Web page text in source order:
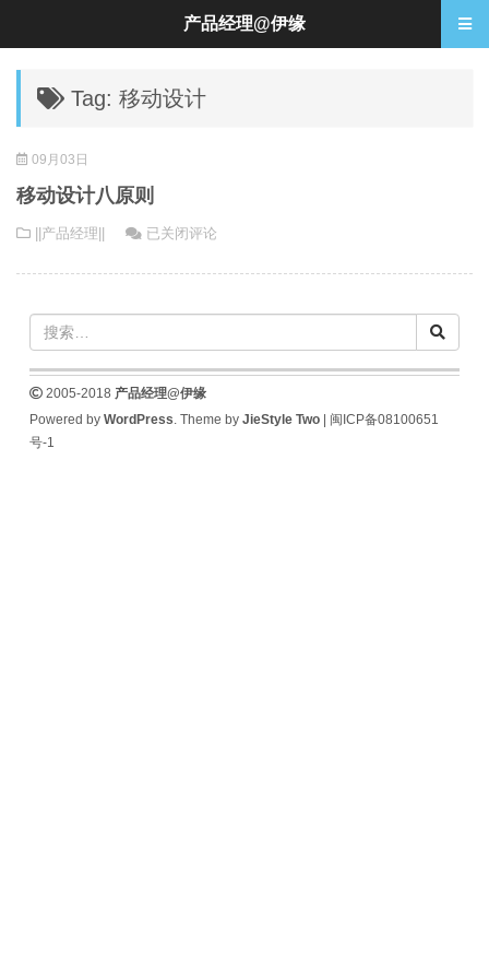
Tag: 移动设计
09月03日
移动设计八原则
||产品经理||
移
则
已关闭评论
2005-2018 产品经理@伊缘
Powered by WordPress. Theme by JieStyle Two| 闽ICP备08100651
号-1
产品经理@伊缘